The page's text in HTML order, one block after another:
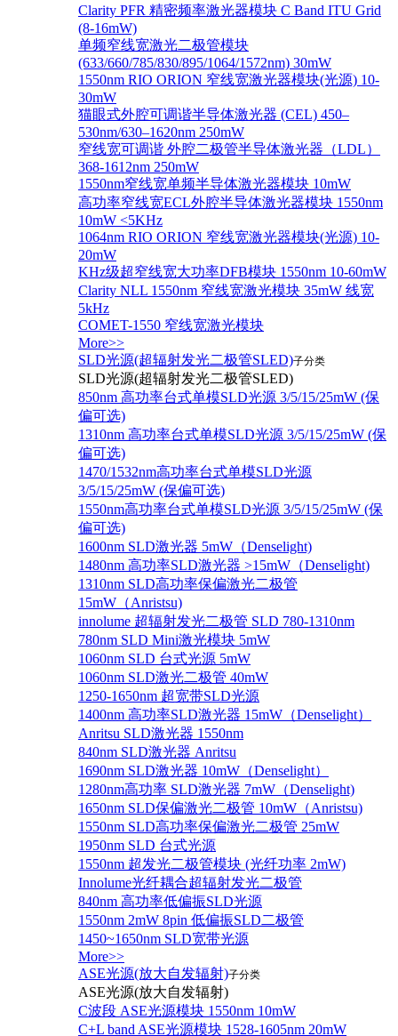
Clarity PFR 精密频率激光器模块 C Band ITU Grid
(8-16mW)
单频窄线宽激光二极管模块
(633/660/785/830/895/1064/1572nm) 30mW
1550nm RIO ORION 窄线宽激光器模块(光源) 10-
30mW
猫眼式外腔可调谐半导体激光器 (CEL) 450–
530nm/630–1620nm 250mW
窄线宽可调谐 外腔二极管半导体激光器（LDL）
368-1612nm 250mW
1550nm窄线宽单频半导体激光器模块 10mW
高功率窄线宽ECL外腔半导体激光器模块 1550nm
10mW <5KHz
1064nm RIO ORION 窄线宽激光器模块(光源) 10-
20mW
KHz级超窄线宽大功率DFB模块 1550nm 10-60mW
Clarity NLL 1550nm 窄线宽激光模块 35mW 线宽
5kHz
COMET-1550 窄线宽激光模块
More>>
SLD光源(超辐射发光二极管SLED)子分类
SLD光源(超辐射发光二极管SLED)
850nm 高功率台式单模SLD光源 3/5/15/25mW (保
偏可选)
1310nm 高功率台式单模SLD光源 3/5/15/25mW (保
偏可选)
1470/1532nm高功率台式单模SLD光源
3/5/15/25mW (保偏可选)
1550nm高功率台式单模SLD光源 3/5/15/25mW (保
偏可选)
1600nm SLD激光器 5mW（Denselight)
1480nm 高功率SLD激光器 >15mW（Denselight)
1310nm SLD高功率保偏激光二极管
15mW（Anristsu)
innolume 超辐射发光二极管 SLD 780-1310nm
780nm SLD Mini激光模块 5mW
1060nm SLD 台式光源 5mW
1060nm SLD激光二极管 40mW
1250-1650nm 超宽带SLD光源
1400nm 高功率SLD激光器 15mW（Denselight）
Anritsu SLD激光器 1550nm
840nm SLD激光器 Anritsu
1690nm SLD激光器 10mW（Denselight）
1280nm高功率 SLD激光器 7mW（Denselight)
1650nm SLD保偏激光二极管 10mW（Anristsu)
1550nm SLD高功率保偏激光二极管 25mW
1950nm SLD 台式光源
1550nm 超发光二极管模块 (光纤功率 2mW)
Innolume光纤耦合超辐射发光二极管
840nm 高功率低偏振SLD光源
1550nm 2mW 8pin 低偏振SLD二极管
1450~1650nm SLD宽带光源
More>>
ASE光源(放大自发辐射)子分类
ASE光源(放大自发辐射)
C波段 ASE光源模块 1550nm 10mW
C+L band ASE光源模块 1528-1605nm 20mW